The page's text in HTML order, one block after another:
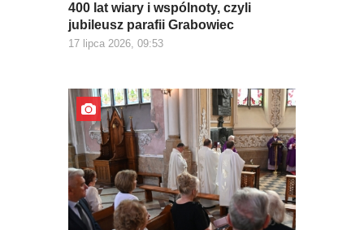
400 lat wiary i wspólnoty, czyli
jubileusz parafii Grabowiec
17 lipca 2026, 09:53